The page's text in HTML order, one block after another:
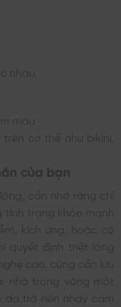
nhau.
màu
cơ thể như bikini,
của bạn
cần nhớ rằng chỉ
tình trạng khỏe mạnh
kích ứng, hoặc có
quyết định triệt lông
cao, cũng cần lưu
nhà trong vòng một
da trở nên nhạy cảm